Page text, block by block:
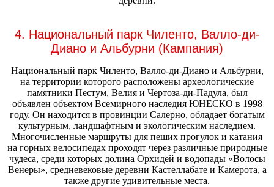
4. Национальный парк Чиленто, Валло-ди-
Диано и Альбурни (Кампания)
Национальный парк Чиленто, Валло-ди-Диано и Альбурни,
на территории которого расположены археологические
памятники Пестум, Велия и Чертоза-ди-Падула, был
объявлен объектом Всемирного наследия ЮНЕСКО в 1998
году. Он находится в провинции Салерно, обладает богатым
культурным, ландшафтным и экологическим наследием.
Многочисленные маршруты для пеших прогулок и катания
на горных велосипедах проходят через различные природные
чудеса, среди которых долина Орхидей и водопады «Волосы
Венеры», средневековые деревни Кастеллабате и Камерота, а
также другие удивительные места.